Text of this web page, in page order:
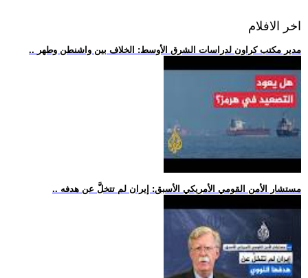
اخر الافلام
.. مدير مكتب كراون لدراسات الشرق الأوسط: الخلاف بين واشنطن وطهر
.. مستشار الأمن القومي الأمريكي الأسبق: إيران لم تتخلَّ عن هدفه